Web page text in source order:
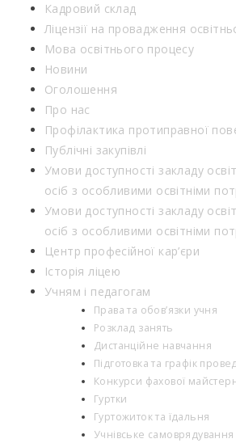
Кадровий склад
Ліцензії на провадження
Мова освітнього процесу
Новини
Оголошення
Про нас
Профілактика протиправної
Публічні закупівлі
Умови доступності закладу
осіб з особливими освітніми
Умови доступності закладу
осіб з особливими освітніми
Центр професійної кар’єри
Історія ліцею
Учням і педагогам
Права та обов’язки учня
Розклад занять
Дистанційне навчання
Підготовка та графік
Конкурси фахової
Гуртки
Гуртожиток та їдальня
Учнівське самоврядування